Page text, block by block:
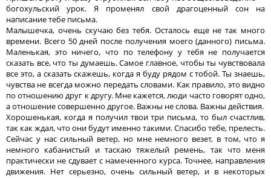
богохульский урок. Я променял свой драгоценный сон на
написание тебе письма.
Малышечка, очень скучаю без тебя. Осталось еще не так много
времени. Всего 50 дней после получения моего (данного) письма.
Маленькая, это ничего, что по телефону у тебя не получается
сказать все, что ты думаешь. Самое главное, чтобы ты чувствовала
все это, а сказать скажешь, когда я буду рядом с тобой. Ты знаешь,
чувства не всегда можно передать словами. Как правило, это видно
по отношению друг к другу. Мне кажется, люди часто говорят одно,
а отношение совершенно другое. Важны не слова. Важны действия.
Хорошенькая, когда я получил твои три письма, то был счастлив,
так как ждал, что они будут именно такими. Спасибо тебе, прелесть.
Сейчас у нас сильный ветер, но мне немного везет, в том, что я
немного кабанистый и таскаю тяжелый ремень, так что меня
практически не сдувает с намеченного курса. Точнее, направления
движения. Нет серьезно, очень сильный ветер, и в некоторых